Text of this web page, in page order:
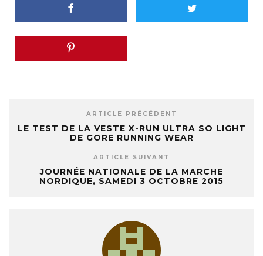
ARTICLE PRÉCÉDENT
LE TEST DE LA VESTE X-RUN ULTRA SO LIGHT
DE GORE RUNNING WEAR
ARTICLE SUIVANT
JOURNÉE NATIONALE DE LA MARCHE
NORDIQUE, SAMEDI 3 OCTOBRE 2015